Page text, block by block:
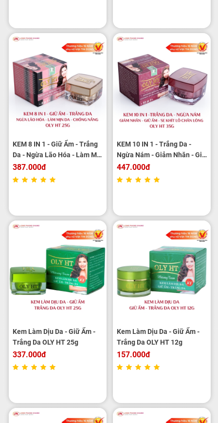
KEM 8 IN 1 - Giữ Ẩm - Trắng
Da - Ngừa Lão Hóa - Làm Mịn
Da - Chống Nắng OLY HT 25g
387.000đ
KEM 10 IN 1 - Trắng Da -
Ngừa Nám - Giảm Nhăn - Giữ
Ẩm - Se Khít Lỗ Chân Lông
OLY HT 35G
447.000đ
Kem Làm Dịu Da - Giữ Ẩm -
Trắng Da OLY HT 25g
337.000đ
Kem Làm Dịu Da - Giữ Ẩm -
Trắng Da OLY HT 12g
157.000đ